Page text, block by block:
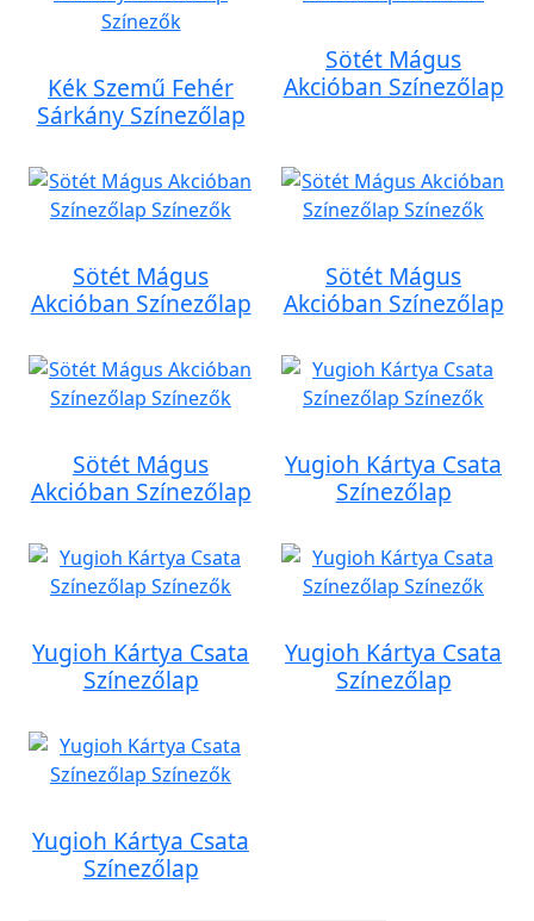
Kék Szemű Fehér
Sárkány Színezőlap
Sötét Mágus
Akcióban Színezőlap
Sötét Mágus
Akcióban Színezőlap
Sötét Mágus
Akcióban Színezőlap
Sötét Mágus
Akcióban Színezőlap
Yugioh Kártya Csata
Színezőlap
Yugioh Kártya Csata
Színezőlap
Yugioh Kártya Csata
Színezőlap
Yugioh Kártya Csata
Színezőlap